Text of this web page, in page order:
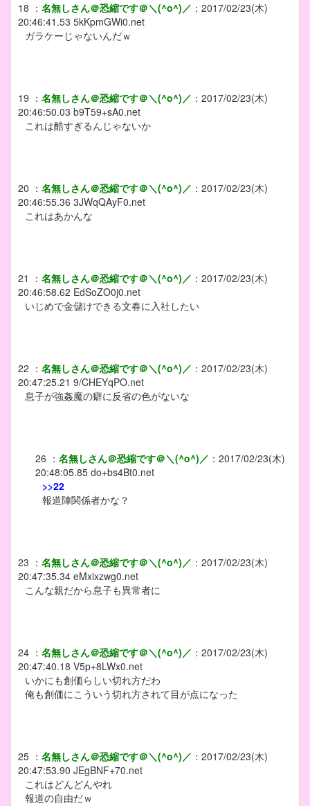
18 ： 名無しさん＠恐縮です＠＼(^o^)／ ： 2017/02/23(木)
20:46:41.53 5kKpmGWi0.net
ガラケーじゃないんだｗ
19 ： 名無しさん＠恐縮です＠＼(^o^)／ ： 2017/02/23(木)
20:46:50.03 b9T59+sA0.net
これは酷すぎるんじゃないか
20 ： 名無しさん＠恐縮です＠＼(^o^)／ ： 2017/02/23(木)
20:46:55.36 3JWqQAyF0.net
これはあかんな
21 ： 名無しさん＠恐縮です＠＼(^o^)／ ： 2017/02/23(木)
20:46:58.62 EdSoZO0j0.net
いじめで金儲けできる文春に入社したい
22 ： 名無しさん＠恐縮です＠＼(^o^)／ ： 2017/02/23(木)
20:47:25.21 9/CHEYqPO.net
息子が強姦魔の癖に反省の色がないな
26 ： 名無しさん＠恐縮です＠＼(^o^)／ ： 2017/02/23(木)
20:48:05.85 do+bs4Bt0.net
>>22
報道陣関係者かな？
23 ： 名無しさん＠恐縮です＠＼(^o^)／ ： 2017/02/23(木)
20:47:35.34 eMxixzwg0.net
こんな親だから息子も異常者に
24 ： 名無しさん＠恐縮です＠＼(^o^)／ ： 2017/02/23(木)
20:47:40.18 V5p+8LWx0.net
いかにも創価らしい切れ方だわ
俺も創価にこういう切れ方されて目が点になった
25 ： 名無しさん＠恐縮です＠＼(^o^)／ ： 2017/02/23(木)
20:47:53.90 JEgBNF+70.net
これはどんどんやれ
報道の自由だｗ